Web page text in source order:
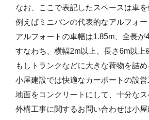
なお、ここで表記したスペースは車
例えばミニバンの代表的なアルフォー
アルフォートの車幅は1.85m、全長が
すなわち、横幅2m以上、長さ6m以
もしトランクなどに大きな荷物を詰
小屋建設では快適なカーポートの設
地面をコンクリートにして、十分な
外構工事に関するお問い合わせは小